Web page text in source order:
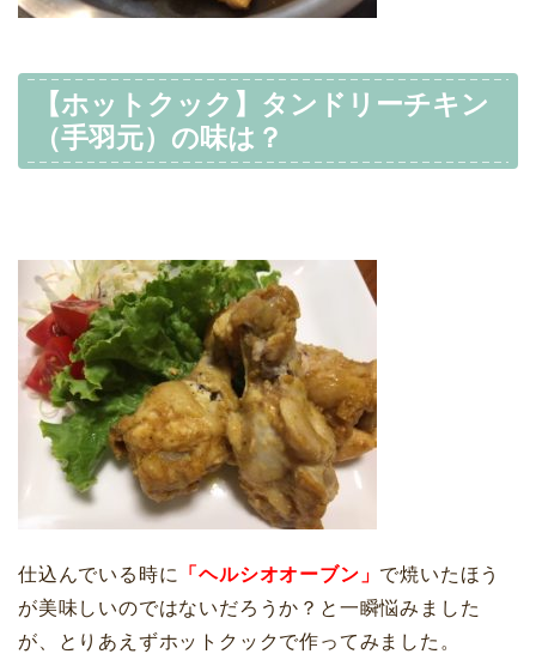
【ホットクック】タンドリーチキン
（手羽元）の味は？
仕込んでいる時に 「ヘルシオオーブン」 で焼いたほう
が美味しいのではないだろうか？と一瞬悩みました
が、とりあえずホットクックで作ってみました。